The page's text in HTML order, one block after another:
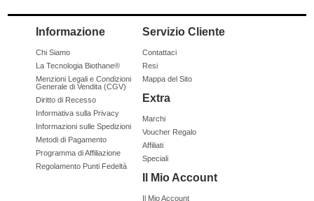
Informazione
Chi Siamo
La Tecnologia Biothane®
Menzioni Legali e Condizioni
Generale di Vendita (CGV)
Diritto di Recesso
Informativa sulla Privacy
Informazioni sulle Spedizioni
Metodi di Pagamento
Programma di Affiliazione
Regolamento Punti Fedeltà
Servizio Cliente
Contattaci
Resi
Mappa del Sito
Extra
Marchi
Voucher Regalo
Affiliati
Speciali
Il Mio Account
Il Mio Account